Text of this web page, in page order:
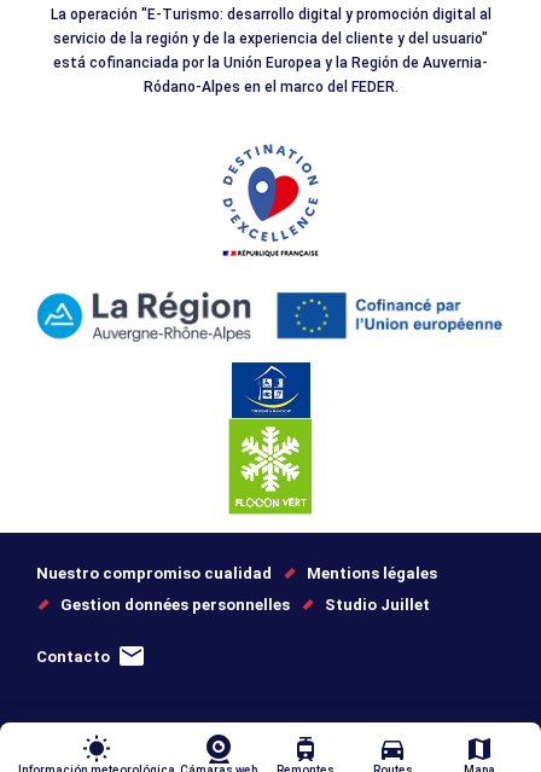
La operación "E-Turismo: desarrollo digital y promoción digital al
servicio de la región y de la experiencia del cliente y del usuario"
está cofinanciada por la Unión Europea y la Región de Auvernia-
Ródano-Alpes en el marco del FEDER.
Nuestro compromiso cualidad
Mentions légales
Gestion données personnelles
Studio Juillet
Contacto
wb_sunny tram directions_car map